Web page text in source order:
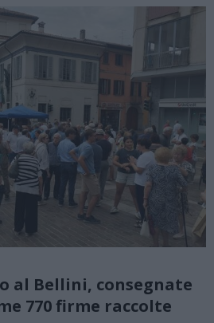
al Bellini, consegnate
770 firme raccolte